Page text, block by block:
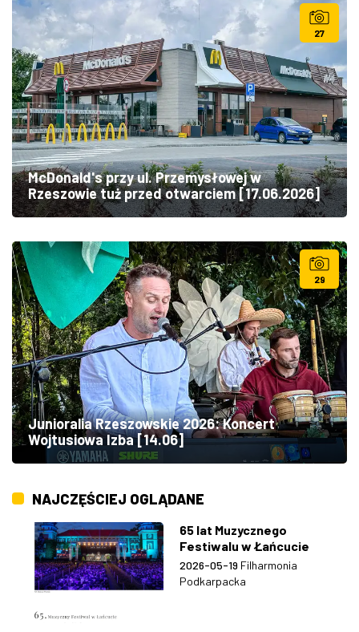
27
McDonald's przy ul. Przemysłowej w
Rzeszowie tuż przed otwarciem [17.06.2026]
29
Junioralia Rzeszowskie 2026: Koncert
Wojtusiowa Izba [14.06]
NAJCZĘŚCIEJ OGLĄDANE
65 lat Muzycznego
Festiwalu w Łańcucie
2026-05-19 Filharmonia
Podkarpacka